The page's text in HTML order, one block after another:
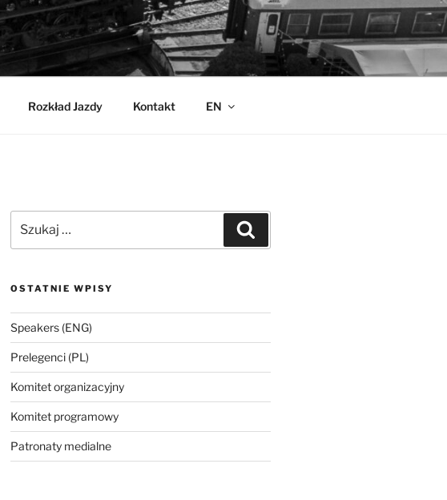
Rozkład Jazdy Kontakt EN
OSTATNIE WPISY
Speakers (ENG)
Prelegenci (PL)
Komitet organizacyjny
Komitet programowy
Patronaty medialne